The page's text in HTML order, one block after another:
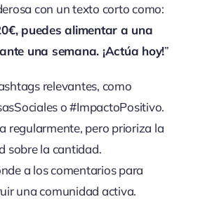
con un texto corto como:
puedes alimentar a una
una semana. ¡Actúa hoy!”
relevantes, como
o #ImpactoPositivo.
regularmente, pero prioriza la
sobre la cantidad.
a los comentarios para
una comunidad activa.